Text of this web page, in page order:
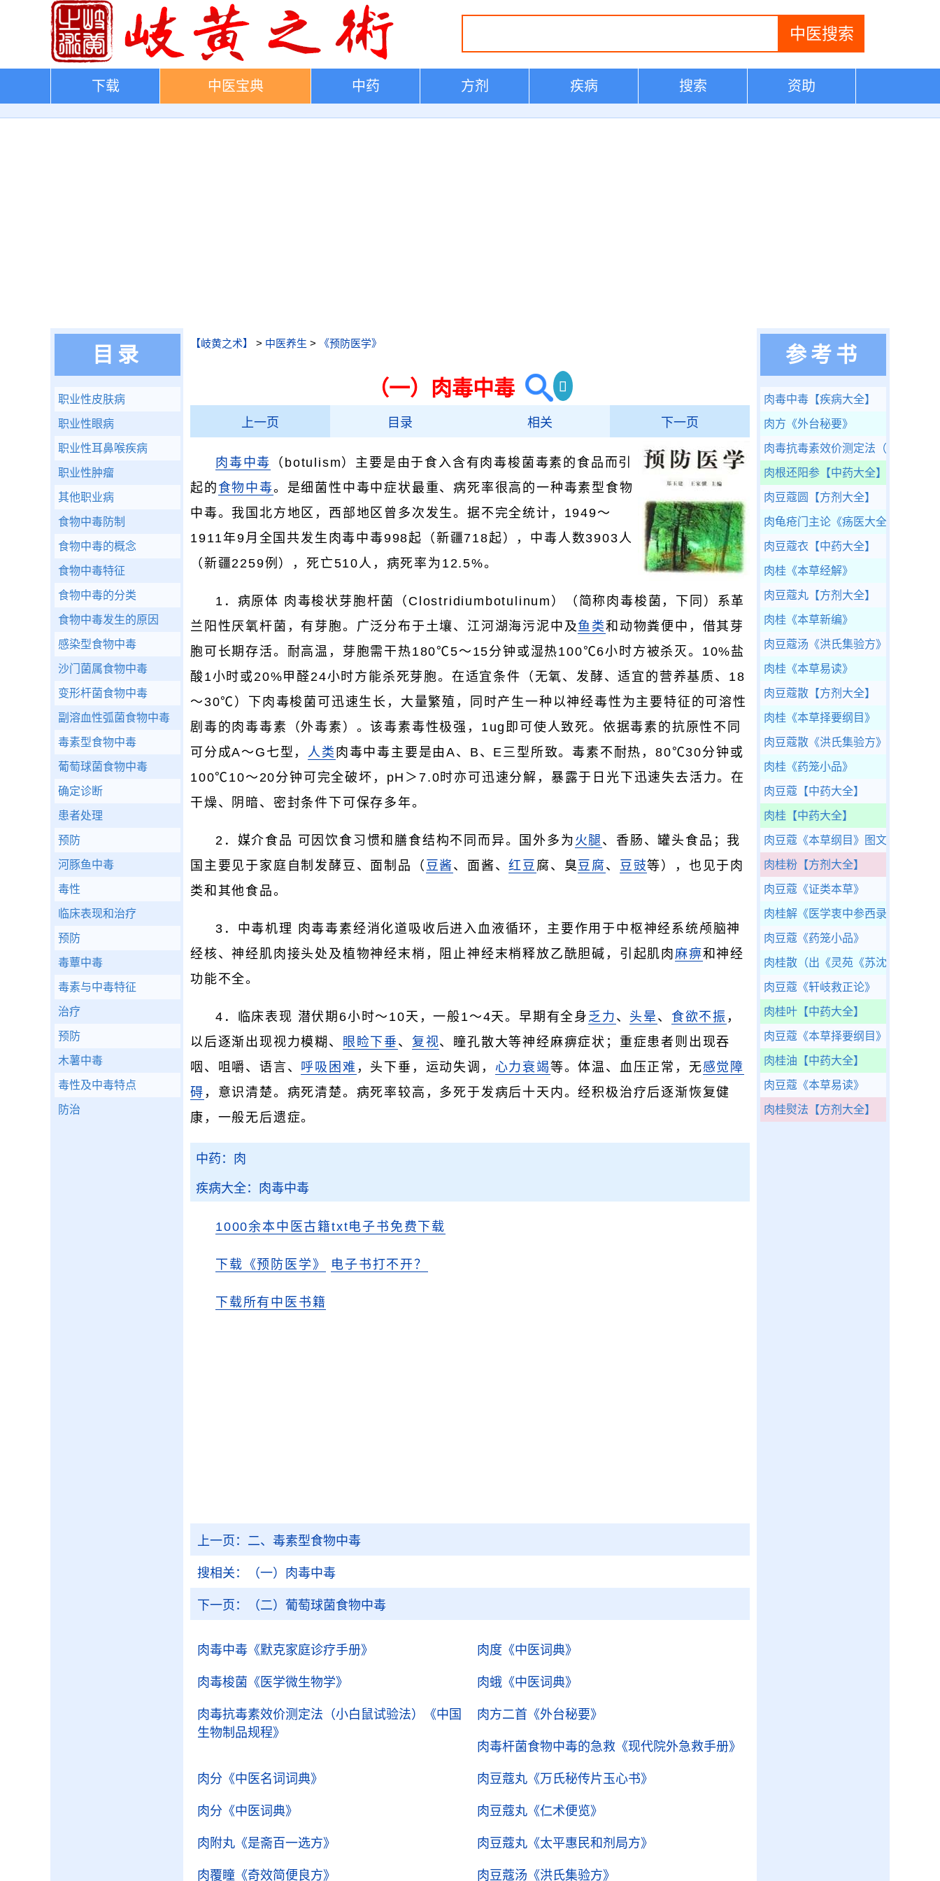
下载 中医宝典 中药 方剂 疾病 搜索 资助
【岐黄之术】 > 中医养生 > 《预防医学》
（一）肉毒中毒
上一页 目录 相关 下一页
肉毒中毒
（botulism）主要是由于食入含有肉毒梭菌毒素的食品而引
起的 食物中毒。是细菌性中毒中症状最重、病死率很高的一种毒素型食物
中毒。我国北方地区，西部地区曾多次发生。据不完全统计，1949～
1911年9月全国共发生肉毒中毒998起（新疆718起），中毒人数3903人
（新疆2259例），死亡510人，病死率为12.5%。
1．病原体 肉毒梭状芽胞杆菌（Clostridiumbotulinum）（简称肉毒梭菌，下同）系革
兰阳性厌氧杆菌，有芽胞。广泛分布于土壤、江河湖海污泥中及鱼类和动物粪便中，借其芽
胞可长期存活。耐高温，芽胞需干热180℃5～15分钟或湿热100℃6小时方被杀灭。10%盐
酸1小时或20%甲醛24小时方能杀死芽胞。在适宜条件（无氧、发酵、适宜的营养基质、18
～30℃）下肉毒梭菌可迅速生长，大量繁殖，同时产生一种以神经毒性为主要特征的可溶性
剧毒的肉毒毒素（外毒素）。该毒素毒性极强，1ug即可使人致死。依据毒素的抗原性不同
可分成A～G七型， 人类 肉毒中毒主要是由A、B、E三型所致。毒素不耐热，80℃30分钟或
100℃10～20分钟可完全破坏，pH＞7.0时亦可迅速分解，暴露于日光下迅速失去活力。在
干燥、阴暗、密封条件下可保存多年。
2．媒介食品 可因饮食习惯和膳食结构不同而异。国外多为 火腿 、香肠、罐头食品；我
国主要见于家庭自制发酵豆、面制品（ 豆酱 、面酱、红豆 腐、臭豆腐 、 豆豉等），也见于肉
类和其他食品。
3．中毒机理 肉毒毒素经消化道吸收后进入血液循环，主要作用于中枢神经系统颅脑神
经核、神经肌肉接头处及植物神经末梢，阻止神经末梢释放乙酰胆碱，引起肌肉 麻痹和神经
功能不全。
4．临床表现 潜伏期6小时～10天，一般1～4天。早期有全身 乏力 、 头晕 、 食欲不振 ，
以后逐渐出现视力模糊、
眼睑下垂 、 复视、瞳孔散大等神经麻痹症状；重症患者则出现吞
咽、咀嚼、语言、 呼吸困难 ，头下垂，运动失调， 心力衰竭等。体温、血压正常，无感觉障
碍 ，意识清楚。病死清楚。病死率较高，多死于发病后十天内。经积极治疗后逐渐恢复健
康，一般无后遗症。
中药：肉
疾病大全：肉毒中毒
1000余本中医古籍txt电子书免费下载
下载《预防医学》 电子书打不开？
下载所有中医书籍
上一页： 二、毒素型食物中毒
搜相关： （一）肉毒中毒
下一页： （二）葡萄球菌食物中毒
肉毒中毒 《默克家庭诊疗手册》 肉度 《中医词典》
肉毒梭菌 《医学微生物学》 肉蛾 《中医词典》
肉毒抗毒素效价测定法（小白鼠试验法）
《中国
生物制品规程》
肉方二首 《外台秘要》
肉毒杆菌食物中毒的急救 《现代院外急救手册》
肉分 《中医名词词典》 肉豆蔻丸 《万氏秘传片玉心书》
肉分 《中医词典》 肉豆蔻丸 《仁术便览》
肉附丸 《是斋百一选方》 肉豆蔻丸 《太平惠民和剂局方》
肉覆瞳 《奇效简便良方》 肉豆蔻汤 《洪氏集验方》
目录
职业性皮肤病
职业性眼病
职业性耳鼻喉疾病
职业性肿瘤
其他职业病
食物中毒防制
食物中毒的概念
食物中毒特征
食物中毒的分类
食物中毒发生的原因
感染型食物中毒
沙门菌属食物中毒
变形杆菌食物中毒
副溶血性弧菌食物中毒
毒素型食物中毒
葡萄球菌食物中毒
确定诊断
患者处理
预防
河豚鱼中毒
毒性
临床表现和治疗
预防
毒蕈中毒
毒素与中毒特征
治疗
预防
木薯中毒
毒性及中毒特点
防治
参考书
肉毒中毒 【疾病大全】
肉方 《外台秘要》
肉毒抗毒素效价测定法（小白鼠试
肉根还阳参 【中药大全】
肉豆蔻圆 【方剂大全】
肉龟疮门主论 《疡医大全》
肉豆蔻衣 【中药大全】
肉桂 《本草经解》
肉豆蔻丸 【方剂大全】
肉桂 《本草新编》
肉豆蔻汤 《洪氏集验方》
肉桂 《本草易读》
肉豆蔻散 【方剂大全】
肉桂 《本草择要纲目》
肉豆蔻散 《洪氏集验方》
肉桂 《药笼小品》
肉豆蔻 【中药大全】
肉桂 【中药大全】
肉豆蔻 《本草纲目》图文版
肉桂粉 【方剂大全】
肉豆蔻 《证类本草》
肉桂解 《医学衷中参西录》
肉豆蔻 《药笼小品》
肉桂散（出《灵苑 《苏沈良方》
肉豆蔻 《轩岐救正论》
肉桂叶 【中药大全】
肉豆蔻 《本草择要纲目》
肉桂油 【中药大全】
肉豆蔻 《本草易读》
肉桂熨法 【方剂大全】